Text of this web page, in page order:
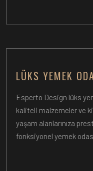
LÜKS YEMEK
Esperto Design lüks
kaliteli malzemeler ve
yaşam alanlarınıza
fonksiyonel yemek